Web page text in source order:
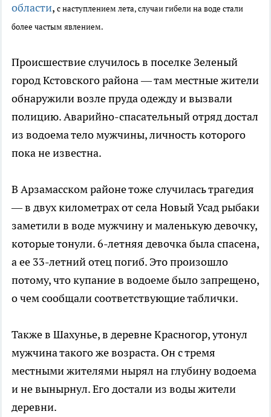
области, с наступлением лета, случаи гибели на воде стали
более частым явлением.
Происшествие случилось в поселке Зеленый
город Кстовского района — там местные жители
обнаружили возле пруда одежду и вызвали
полицию. Аварийно-спасательный отряд достал
из водоема тело мужчины, личность которого
пока не известна.
В Арзамасском районе тоже случилась трагедия
— в двух километрах от села Новый Усад рыбаки
заметили в воде мужчину и маленькую девочку,
которые тонули. 6-летняя девочка была спасена,
а ее 33-летний отец погиб. Это произошло
потому, что купание в водоеме было запрещено,
о чем сообщали соответствующие таблички.
Также в Шахунье, в деревне Красногор, утонул
мужчина такого же возраста. Он с тремя
местными жителями нырял на глубину водоема
и не вынырнул. Его достали из воды жители
деревни.